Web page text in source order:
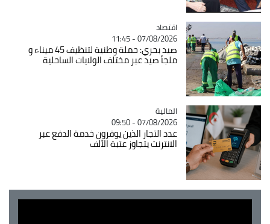
Catégorie
اقتصاد
07/08/2026 - 11:45
صيد بحري: حملة وطنية لتنظيف 45 ميناء و
ملجأ صيد عبر مختلف الولايات الساحلية
Catégorie
المالية
07/08/2026 - 09:50
عدد التجار الذين يوفرون خدمة الدفع عبر
الانترنت يتجاوز عتبة الألف